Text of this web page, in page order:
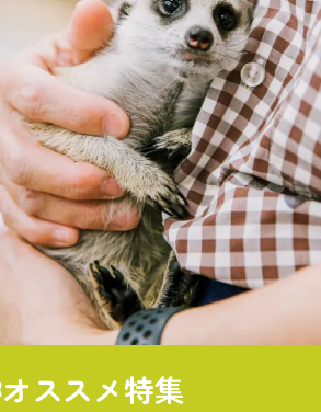
アミーゴで新しい
家族に出会おう
オススメ特集